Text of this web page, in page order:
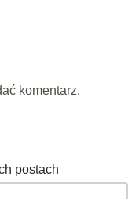
komentarz.
postach